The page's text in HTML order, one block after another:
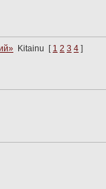
Kitainu [ 1 2 3 4 ]